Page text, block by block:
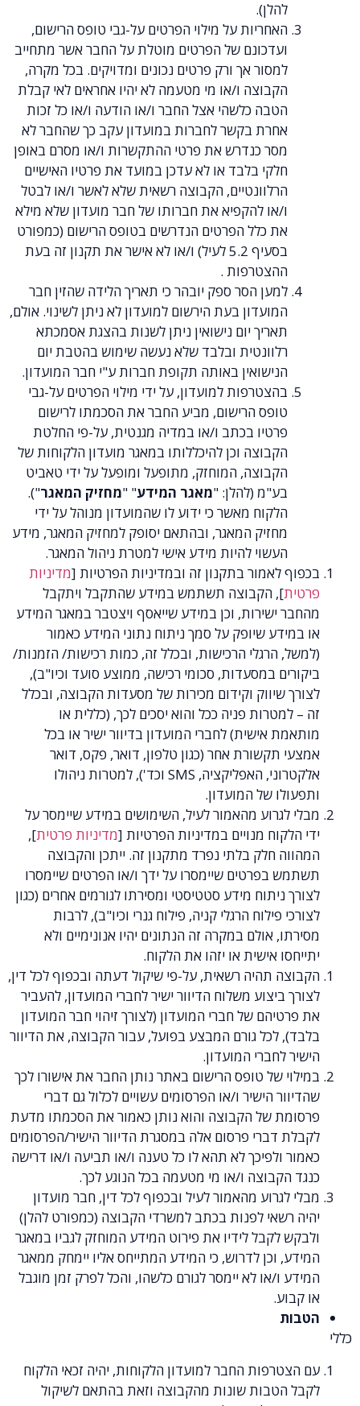
האחריות על מילוי הפרטים על-גבי טופס הרישום,
ועדכונם של הפרטים מוטלת על החבר אשר מתחייב
למסור אך ורק פרטים נכונים ומדויקים. בכל מקרה,
הקבוצה ו/או מי מטעמה לא יהיו אחראים לאי קבלת
הטבה כלשהי אצל החבר ו/או הודעה ו/או כל זכות
אחרת בקשר לחברות במועדון עקב כך שהחבר לא
מסר כנדרש את פרטי ההתקשרות ו/או מסרם באופן
חלקי בלבד או לא עדכן במועד את פרטיו האישיים
הרלוונטיים, הקבוצה רשאית שלא לאשר ו/או לבטל
ו/או להקפיא את חברותו של חבר מועדון שלא מילא
את כלל הפרטים הנדרשים בטופס הרישום (כמפורט
בסעיף 5.2 לעיל) ו/או לא אישר את תקנון זה בעת
למען הסר ספק יובהר כי תאריך הלידה שהזין חבר
המועדון בעת הירשום למועדון לא ניתן לשינוי. אולם,
תאריך יום נישואין ניתן לשנות בהצגת אסמכתא
רלוונטית ובלבד שלא נעשה שימוש בהטבת יום
הנישואין באותה תקופת חברות ע"י חבר המועדון.
בהצטרפות למועדון, על ידי מילוי הפרטים על-גבי
טופס הרישום, מביע החבר את הסכמתו לרישום
פרטיו בכתב ו/או במדיה מגנטית, על-פי החלטת
הקבוצה וכן להיכללותו במאגר מועדון הלקוחות של
הקבוצה, המוחזק, מתופעל ומופעל על ידי טאביט
בע"מ (להלן: "מאגר המידע" "מחזיק המאגר").
הלקוח מאשר כי ידוע לו שהמועדון מנוהל על ידי
מחזיק המאגר, ובהתאם יסופק למחזיק המאגר, מידע
העשוי להיות מידע אישי למטרת ניהול המאגר.
לאמור בתקנון זה ובמדיניות הפרטיות [מדיניות
], הקבוצה תשתמש במידע שהתקבל ויתקבל
ישירות, וכן במידע שייאסף ויצטבר במאגר המידע
שיופק על סמך ניתוח נתוני המידע כאמור
הרגלי הרכישות, ובכלל זה, כמות רכישות/ הזמנות/
במסעדות, סכומי רכישה, ממוצע סועד וכיו"ב),
שיווק וקידום מכירות של מסעדות הקבוצה, ובכלל
פניה ככל והוא יסכים לכך, (כללית או
אישית) לחברי המועדון בדיוור ישיר או בכל
תקשורת אחר (כגון טלפון, דואר, פקס, דואר
אלקטרוני, האפליקציה, SMS וכד'), למטרות ניהולו
של המועדון.
מהאמור לעיל, השימושים במידע שיימסר על
מנויים במדיניות הפרטיות [מדיניות פרטית],
חלק בלתי נפרד מתקנון זה. ייתכן והקבוצה
בפרטים שיימסרו על ידך ו/או הפרטים שיימסרו
מידע סטטיסטי ומסירתו לגורמים אחרים (כגון
פילוח הרגלי קניה, פילוח גנרי וכיו"ב), לרבות
אולם במקרה זה הנתונים יהיו אנונימיים ולא
אישית או יזהו את הלקוח.
תהיה רשאית, על-פי שיקול דעתה ובכפוף לכל דין,
משלוח הדיוור ישיר לחברי המועדון, להעביר
של חברי המועדון (לצורך זיהוי חבר המועדון
לכל גורם המבצע בפועל, עבור הקבוצה, את הדיוור
המועדון.
של טופס הרישום באתר נותן החבר את אישורו לכך
הישיר ו/או הפרסומים עשויים לכלול גם דברי
של הקבוצה והוא נותן כאמור את הסכמתו מדעת
דברי פרסום אלה במסגרת הדיוור הישיר/הפרסומים
ולפיכך לא תהא לו כל טענה ו/או תביעה ו/או דרישה
ו/או מי מטעמה בכל הנוגע לכך.
מהאמור לעיל ובכפוף לכל דין, חבר מועדון
לפנות בכתב למשרדי הקבוצה (כמפורט להלן)
לקבל לידיו את פירוט המידע המוחזק לגביו במאגר
וכן לדרוש, כי המידע המתייחס אליו יימחק ממאגר
ו/או לא יימסר לגורם כלשהו, והכל לפרק זמן מוגבל
החבר למועדון הלקוחות, יהיה זכאי הלקוח
שונות מהקבוצה וזאת בהתאם לשיקול